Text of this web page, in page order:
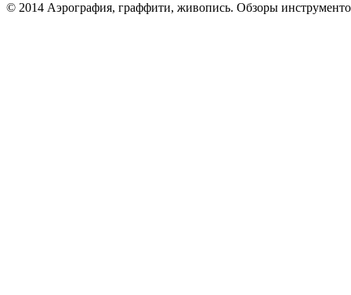
© 2014 Аэрография, граффити, живопись. Обзоры